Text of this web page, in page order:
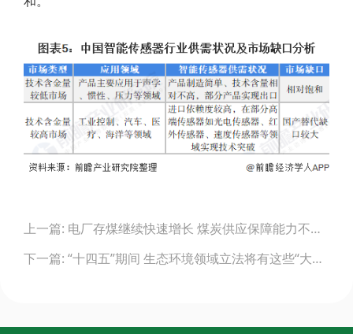
navigation
上一篇: 电厂存煤继续快速增长 煤炭供应保障能力不断提升
下一篇: “十四五”期间 生态环境领域立法将有这些“大动作”